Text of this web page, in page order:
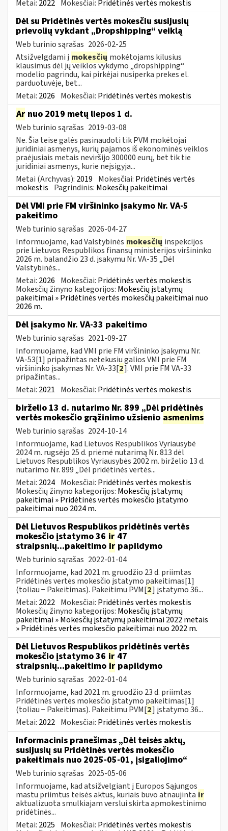
Metai: 2022 Mokesčiai: Pridėtinės vertės mokestis
Dėl su Pridėtinės vertės mokesčiu susijusių
prievolių vykdant „Dropshipping“ veiklą
Web turinio sąrašas 2026-02-25
Atsižvelgdami į mokesčių mokėtojams kilusius
klausimus dėl jų veiklos vykdymo „dropshipping“
modelio pagrindu, kai pirkėjai nusiperka prekes el.
parduotuvėje, bet...
Metai: 2026 Mokesčiai: Pridėtinės vertės mokestis
Ar nuo 2019 metų liepos 1 d.
Web turinio sąrašas 2019-03-08
Ne. Šia teise galės pasinaudoti tik PVM mokėtojai
juridiniai asmenys, kurių pajamos iš ekonominės veiklos
praėjusiais metais neviršijo 300000 eurų, bet tik tie
juridiniai asmenys, kurie neįsigyja...
Metai (Archyvas): 2019 Mokesčiai: Pridėtinės vertės
mokestis Pagrindinis: Mokesčių pakeitimai
Dėl VMI prie FM viršininko įsakymo Nr. VA-5
pakeitimo
Web turinio sąrašas 2026-04-27
Informuojame, kad Valstybinės mokesčių inspekcijos
prie Lietuvos Respublikos finansų ministerijos viršininko
2026 m. balandžio 23 d. įsakymu Nr. VA-35 „Dėl
Valstybinės...
Metai: 2026 Mokesčiai: Pridėtinės vertės mokestis
Mokesčių žinyno kategorijos: Mokesčių įstatymų
pakeitimai » Pridėtinės vertės mokesčių pakeitimai nuo
2026 m.
Dėl įsakymo Nr. VA-33 pakeitimo
Web turinio sąrašas 2021-09-27
Informuojame, kad VMI prie FM viršininko įsakymu Nr.
VA-53[1] pripažintas netekusiu galios VMI prie FM
viršininko įsakymas Nr. VA-33[2]. VMI prie FM VA-33
pripažintas...
Metai: 2021 Mokesčiai: Pridėtinės vertės mokestis
birželio 13 d. nutarimo Nr. 899 „Dėl pridėtinės
vertės mokesčio grąžinimo užsienio asmenims
Web turinio sąrašas 2024-10-14
Informuojame, kad Lietuvos Respublikos Vyriausybė
2024 m. rugsėjo 25 d. priėmė nutarimą Nr. 813 dėl
Lietuvos Respublikos Vyriausybės 2002 m. birželio 13 d.
nutarimo Nr. 899 „Dėl pridėtinės vertės...
Metai: 2024 Mokesčiai: Pridėtinės vertės mokestis
Mokesčių žinyno kategorijos: Mokesčių įstatymų
pakeitimai » Pridėtinės vertės mokesčio įstatymo
pakeitimai nuo 2024 m.
Dėl Lietuvos Respublikos pridėtinės vertės
mokesčio įstatymo 36 ir 47
straipsnių...pakeitimo ir papildymo
Web turinio sąrašas 2022-01-04
Informuojame, kad 2021 m. gruodžio 23 d. priimtas
Pridėtinės vertės mokesčio įstatymo pakeitimas[1]
(toliau − Pakeitimas). Pakeitimu PVM[2] įstatymo 36...
Metai: 2022 Mokesčiai: Pridėtinės vertės mokestis
Mokesčių žinyno kategorijos: Mokesčių įstatymų
pakeitimai » Mokesčių įstatymų pakeitimai 2022 metais
» Pridėtinės vertės mokesčio pakeitimai nuo 2022 m.
Dėl Lietuvos Respublikos pridėtinės vertės
mokesčio įstatymo 36 ir 47
straipsnių...pakeitimo ir papildymo
Web turinio sąrašas 2022-01-04
Informuojame, kad 2021 m. gruodžio 23 d. priimtas
Pridėtinės vertės mokesčio įstatymo pakeitimas[1]
(toliau − Pakeitimas). Pakeitimu PVM[2] įstatymo 36...
Metai: 2022 Mokesčiai: Pridėtinės vertės mokestis
Informacinis pranešimas „Dėl teisės aktų,
susijusių su Pridėtinės vertės mokesčio
pakeitimais nuo 2025-05-01, įsigaliojimo“
Web turinio sąrašas 2025-05-06
Informuojame, kad atsižvelgiant į Europos Sąjungos
mastu priimtus teisės aktus, kuriais buvo atnaujinta ir
aktualizuota smulkiajam verslui skirta apmokestinimo
pridėtinės...
Metai: 2025 Mokesčiai: Pridėtinės vertės mokestis